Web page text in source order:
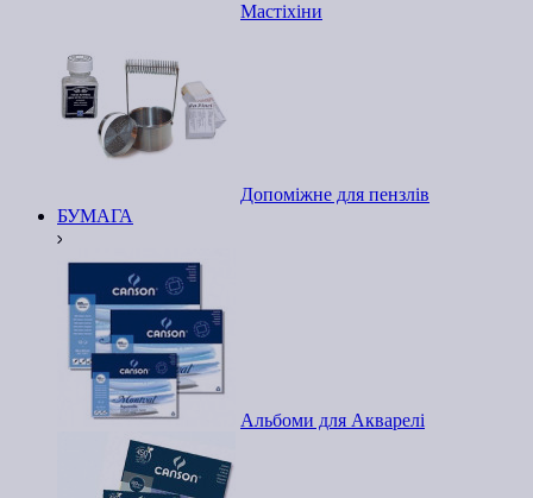
Мастіхіни
Допоміжне для пензлів
БУМАГА
Альбоми для Акварелі